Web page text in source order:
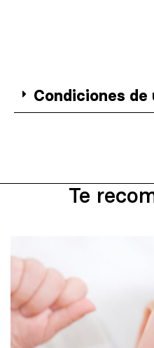
Condiciones
Te